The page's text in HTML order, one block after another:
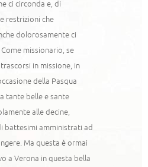
ci circonda e, di
restrizioni che
dolorosamente ci
missionario, se
in missione, in
della Pasqua
tante belle e sante
alle decine,
battesimi amministrati ad
Ma questa è ormai
a Verona in questa bella